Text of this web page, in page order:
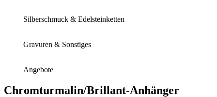
Silberschmuck & Edelsteinketten
Gravuren & Sonstiges
Angebote
Chromturmalin/Brillant-Anhänger